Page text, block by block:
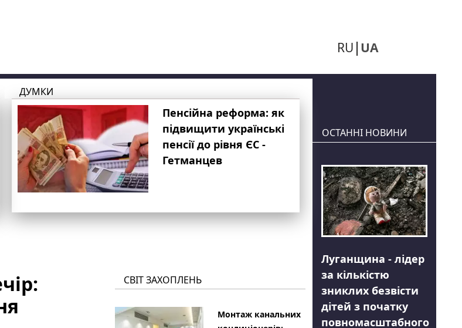
RU UA
ДУМКИ
Пенсійна реформа: як
підвищити українські
пенсії до рівня ЄС -
Гетманцев
СВІТ ЗАХОПЛЕНЬ
Монтаж канальних
ОСТАННІ НОВИНИ
Луганщина - лідер
за кількістю
зниклих безвісти
дітей з початку
повномасштабного